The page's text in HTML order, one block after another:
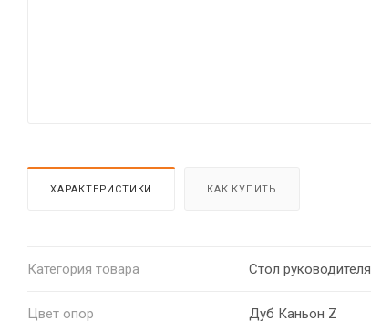
ХАРАКТЕРИСТИКИ КАК КУПИТЬ
Категория товара Стол руководителя
Цвет опор Дуб Каньон Z